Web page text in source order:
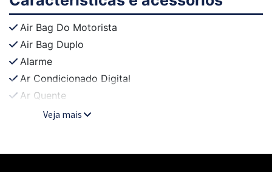
Air Bag Do Motorista
Air Bag Duplo
Alarme
Ar Condicionado Digital
Ar Quente
Veja mais